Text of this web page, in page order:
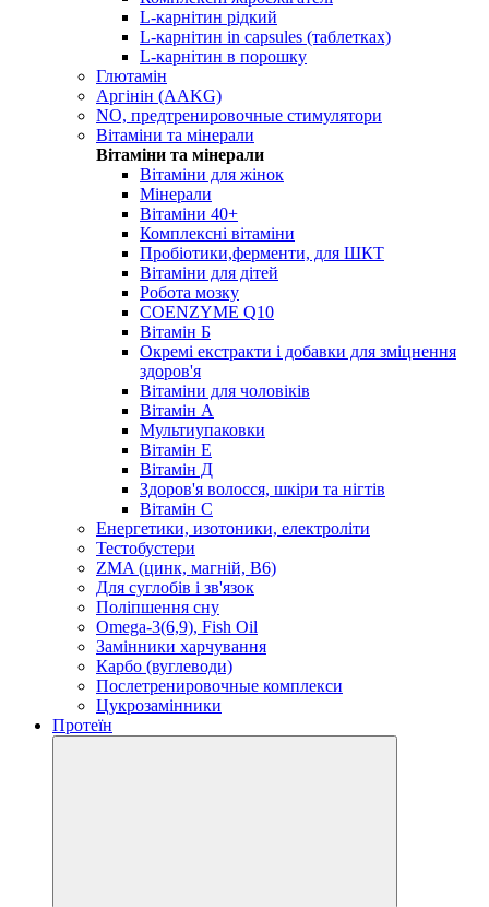
L-карнітин рідкий
L-карнітин in capsules (таблетках)
L-карнітин в порошку
Глютамін
Аргінін (AAKG)
NO, предтренировочные стимулятори
Вітаміни та мінерали
Вітаміни та мінерали
Вітаміни для жінок
Мінерали
Вітаміни 40+
Комплексні вітаміни
Пробіотики,ферменти, для ШКТ
Вітаміни для дітей
Робота мозку
COENZYME Q10
Вітамін Б
Окремі екстракти і добавки для зміцнення
здоров'я
Вітаміни для чоловіків
Вітамін А
Мультиупаковки
Вітамін Е
Вітамін Д
Здоров'я волосся, шкіри та нігтів
Вітамін С
Енергетики, изотоники, електроліти
Тестобустери
ZMA (цинк, магній, В6)
Для суглобів і зв'язок
Поліпшення сну
Omega-3(6,9), Fish Oil
Замінники харчування
Карбо (вуглеводи)
Послетренировочные комплекси
Цукрозамінники
Протеїн